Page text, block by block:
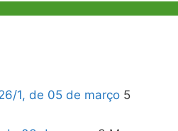
1, de 05 de março 5